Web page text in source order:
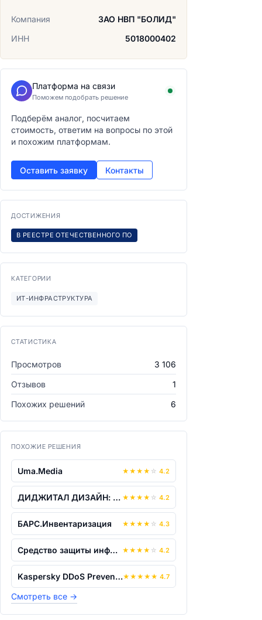
Компания
ЗАО НВП "БОЛИД"
ИНН
5018000402
Платформа на связи
Поможем подобрать решение
Подберём аналог, посчитаем
стоимость, ответим на вопросы по этой
и похожим платформам.
Оставить заявку Контакты
ДОСТИЖЕНИЯ
В РЕЕСТРЕ ОТЕЧЕСТВЕННОГО ПО
КАТЕГОРИИ
ИТ-ИНФРАСТРУКТУРА
СТАТИСТИКА
Просмотров
3 106
Отзывов
1
Похожих решений
6
ПОХОЖИЕ РЕШЕНИЯ
Uma.Media ★ ★ ★ ★ ☆ 4.2
ДИДЖИТАЛ ДИЗАЙН: Защищенная мобильност... ★ ★ ★ ★ ☆ 4.2
БАРС.Инвентаризация ★ ★ ★ ★ ☆ 4.3
Средство защиты информации от несанкци... ★ ★ ★ ★ ☆ 4.2
Kaspersky DDoS Prevention★ ★ ★ ★ ★ 4.7
Смотреть все →